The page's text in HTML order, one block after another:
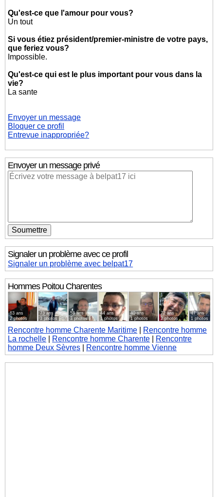
Qu'est-ce que l'amour pour vous?
Un tout
Si vous étiez président/premier-ministre de votre pays,
que feriez vous?
Impossible.
Qu'est-ce qui est le plus important pour vous dans la
vie?
La sante
Envoyer un message
Bloquer ce profil
Entrevue inappropriée?
Envoyer un message privé
Signaler un problème avec ce profil
Signaler un problème avec belpat17
HommesPoitou Charentes
63 ans
2 photos
73 ans
3 photos
53 ans
3 photos
44 ans
1 photos
40 ans
1 photos
72 ans
2 photos
47 ans
1 photos
Rencontre homme Charente Maritime
Rencontre homme
La rochelle
Rencontre homme Charente
Rencontre
homme Deux Sèvres
Rencontre homme Vienne